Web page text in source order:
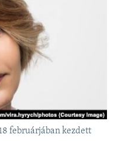
februárjában kezdett